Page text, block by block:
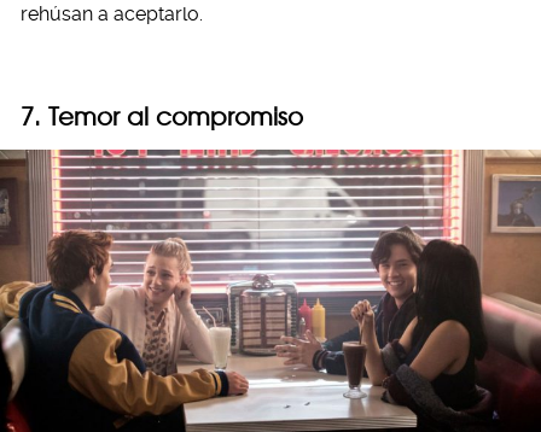
rehúsan a aceptarlo.
7. Temor al compromiso